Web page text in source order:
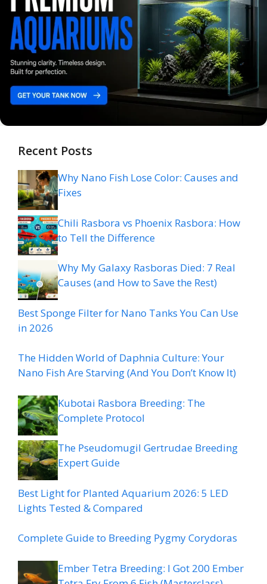
Recent Posts
Why Nano Fish Lose Color: Causes and
Fixes
Chili Rasbora vs Phoenix Rasbora: How
to Tell the Difference
Why My Galaxy Rasboras Died: 7 Real
Causes (and How to Save the Rest)
Best Sponge Filter for Nano Tanks You Can Use
in 2026
The Hidden World of Daphnia Culture: Your
Nano Fish Are Starving (And You Don’t Know It)
Kubotai Rasbora Breeding: The
Complete Protocol
The Pseudomugil Gertrudae Breeding
Expert Guide
Best Light for Planted Aquarium 2026: 5 LED
Lights Tested & Compared
Complete Guide to Breeding Pygmy Corydoras
Ember Tetra Breeding: I Got 200 Ember